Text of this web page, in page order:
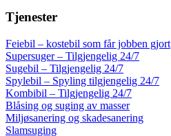
Tjenester
Feiebil – kostebil som får jobben gjort
Supersuger – Tilgjengelig 24/7
Sugebil – Tilgjengelig 24/7
Spylebil – Spyling tilgjengelig 24/7
Kombibil – Tilgjengelig 24/7
Blåsing og suging av masser
Miljøsanering og skadesanering
Slamsuging